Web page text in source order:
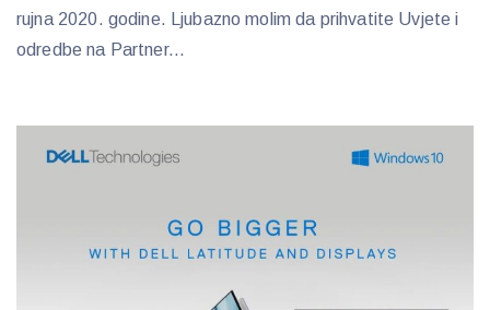
rujna 2020. godine. Ljubazno molim da prihvatite Uvjete i
odredbe na Partner...